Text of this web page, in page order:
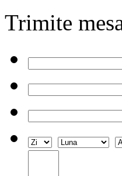
Trimite